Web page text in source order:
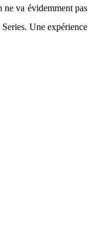
ne va évidemment pas
Une expérience